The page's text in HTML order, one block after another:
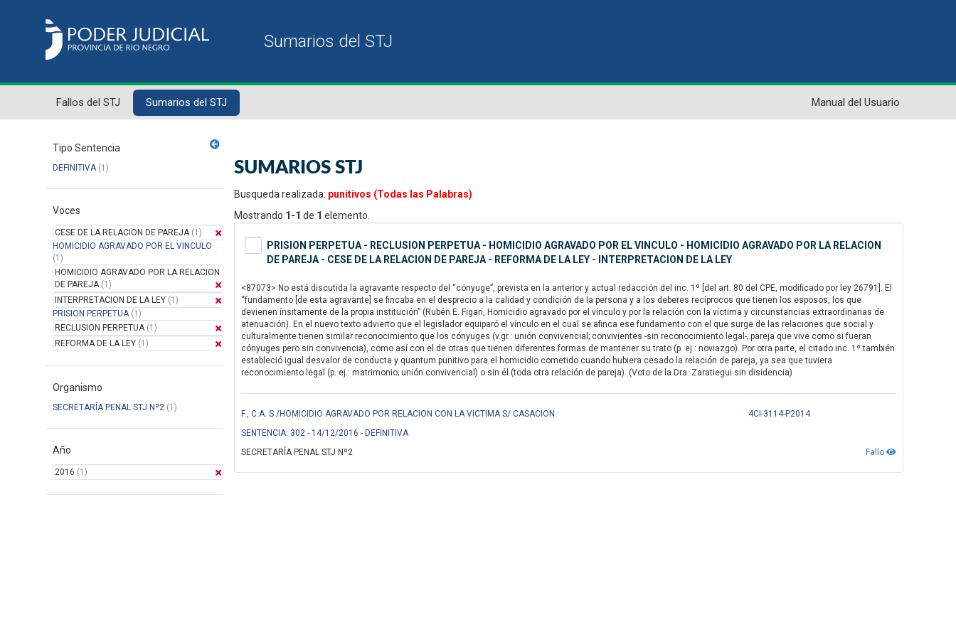
Fallos del STJ Sumarios del STJ Manual del Usuario
Tipo Sentencia
DEFINITIVA(1)
Voces
CESE DE LA RELACION DE PAREJA(1)
HOMICIDIO AGRAVADO POR EL VINCULO
(1)
HOMICIDIO AGRAVADO POR LA RELACION
DE PAREJA(1)
INTERPRETACION DE LA LEY (1)
PRISION PERPETUA(1)
RECLUSION PERPETUA(1)
REFORMA DE LA LEY (1)
Organismo
SECRETARÍA PENAL STJ Nº2 (1)
Año
2016 (1)
SUMARIOS STJ
Busqueda realizada: punitivos (Todas las Palabras)
Mostrando 1-1 de 1 elemento.
PRISION PERPETUA - RECLUSION PERPETUA - HOMICIDIO AGRAVADO POR EL VINCULO - HOMICIDIO AGRAVADO POR LA RELACION
DE PAREJA - CESE DE LA RELACION DE PAREJA - REFORMA DE LA LEY - INTERPRETACION DE LA LEY
<87073> No está discutida la agravante respecto del “cónyuge”, prevista en la anterior y actual redacción del inc. 1º [del art. 80 del CPE, modificado por ley 26791]. El
“fundamento [de esta agravante] se fincaba en el desprecio a la calidad y condición de la persona y a los deberes recíprocos que tienen los esposos, los que
devienen ínsitamente de la propia institución” (Rubén E. Figari, Homicidio agravado por el vínculo y por la relación con la víctima y circunstancias extraordinarias de
atenuación). En el nuevo texto advierto que el legislador equiparó el vínculo en el cual se afinca ese fundamento con el que surge de las relaciones que social y
culturalmente tienen similar reconocimiento que los cónyuges (v.gr.: unión convivencial; convivientes -sin reconocimiento legal-; pareja que vive como si fueran
cónyuges pero sin convivencia), como así con el de otras que tienen diferentes formas de mantener su trato (p. ej.: noviazgo). Por otra parte, el citado inc. 1º también
estableció igual desvalor de conducta y quantum punitivo para el homicidio cometido cuando hubiera cesado la relación de pareja, ya sea que tuviera
reconocimiento legal (p. ej.: matrimonio; unión convivencial) o sin él (toda otra relación de pareja). (Voto de la Dra. Zaratiegui sin disidencia)
F., C.A. S /HOMICIDIO AGRAVADO POR RELACION CON LA VICTIMA S/ CASACION
4CI-3114-P2014
SENTENCIA: 302 - 14/12/2016 - DEFINITIVA
Fallo
SECRETARÍA PENAL STJ Nº2